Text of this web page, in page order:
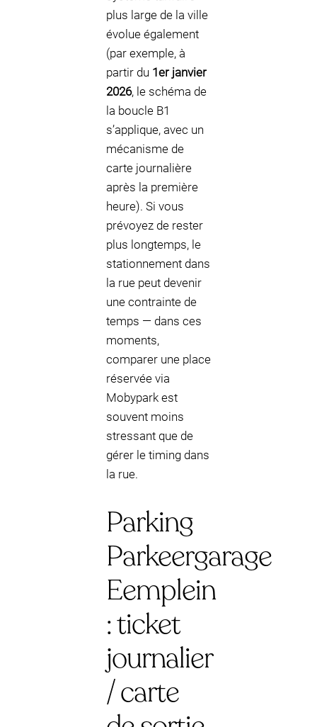
plus large de la ville
évolue également
(par exemple, à
partir du 1er janvier
2026, le schéma de
la boucle B1
s’applique, avec un
mécanisme de
carte journalière
après la première
heure). Si vous
prévoyez de rester
plus longtemps, le
stationnement dans
la rue peut devenir
une contrainte de
temps — dans ces
moments,
comparer une place
réservée via
Mobypark est
souvent moins
stressant que de
gérer le timing dans
la rue.
Parking
Parkeergarage
Eemplein
: ticket
journalier
/ carte